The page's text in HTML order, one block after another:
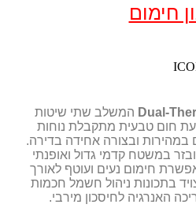
חימום
המשלב שתי שיטות
חום טבעית מתקבלת נוחות
במהירות ובצורה אחידה בדירה.
במשטח קדמי גדול ואופנתי
חימום נעים ועוטף לאורך
בתכונות ניהול חשמל חכמות
האנרגיה לחיסכון מירבי.